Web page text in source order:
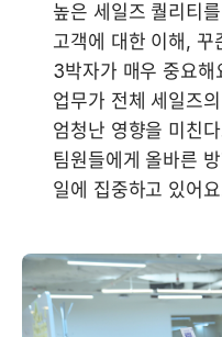
높은 세일즈 퀄리티
고객에 대한 이해, 꾸
3박자가 매우 중요해
업무가 전체 세일즈
엄청난 영향을 미친
팀원들에게 올바른
일에 집중하고 있어